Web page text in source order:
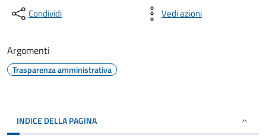
Condividi Vedi azioni
Argomenti
Trasparenza amministrativa
INDICE DELLA PAGINA